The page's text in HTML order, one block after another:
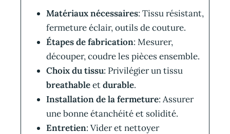
Matériaux nécessaires: Tissu résistant,
fermeture éclair, outils de couture.
Étapes de fabrication: Mesurer,
découper, coudre les pièces ensemble.
Choix du tissu: Privilégier un tissu
breathableetdurable.
Installation de la fermeture: Assurer
une bonne étanchéité et solidité.
Entretien: Vider et nettoyer